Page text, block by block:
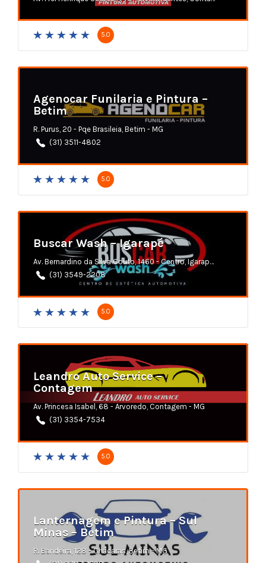
5.0
Agenocar Funilaria e Pintura –
Betim
R. Purus, 20 - Pqe Brasileia, Betim - MG
(31) 3511-4802
5.0
Buscar Wash – Igarapé
Av. Bernardino da Silva Couto, 1460 - Centro, Igarapé - MG
(31) 3549-2208
5.0
Leandro Auto Service –
Contagem
Av. Princesa Isabel, 68 - Arvoredo, Contagem - MG
(31) 3354-7534
5.0
Lanternagem e Pintura – Sul
Minas – Betim
R. Bandeira, 128 - Chácaras, Betim - MG